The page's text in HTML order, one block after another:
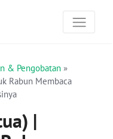
& Pengobatan »
Rabun Membaca
|